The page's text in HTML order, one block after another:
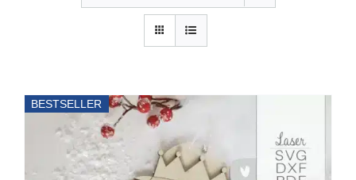
BESTSELLER